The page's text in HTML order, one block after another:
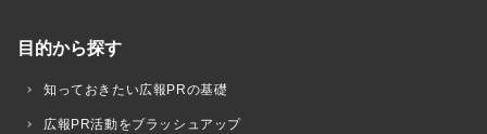
目的から探す
知っておきたい広報PRの基礎
広報PR活動をブラッシュアップ